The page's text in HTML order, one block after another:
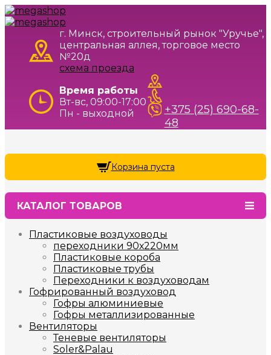
г. Минск, строительный рынок "Уручье",
центральная аллея, торговое место
№20д
схема проезда
Время работы
Вт-вс, 09:00-17:00
Пн - выходной
+375 (25) 690-68-
48
КАТАЛОГ ТОВАРОВ
Пластиковые воздуховоды
переходники 90х220мм
Пластиковые короба
Пластиковые трубы
Переходники к воздуховодам
Гофрированный воздуховод
Гофры алюминиевые
Гофры металлизированные
Вентиляторы
Теневые вентиляторы
Soler&Palau
Корзина пуста